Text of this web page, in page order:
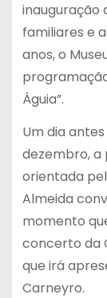
inauguração
familiares e
anos, o
Águia”.
Um dia
dezembro, a
orientada
Almeida
momento
concerto da
que irá
Carneyro.